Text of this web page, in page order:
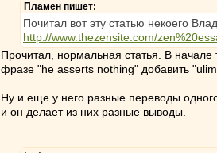
Пламен пишет:
Почитал вот эту статью некоего
http://www.thezensite.com/
Прочитал, нормальная статья. В
фразе "he asserts nothing" добавить
Ну и еще у него разные переводы
и он делает из них разные выводы.